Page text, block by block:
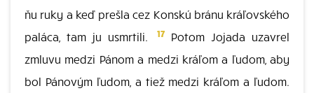
ňu ruky a keď prešla cez Konskú bránu kráľovského
paláca, tam ju usmrtili.
17Potom Jojada uzavrel
zmluvu medzi Pánom a medzi kráľom a ľudom, aby
bol Pánovým ľudom, a tiež medzi kráľom a ľudom.